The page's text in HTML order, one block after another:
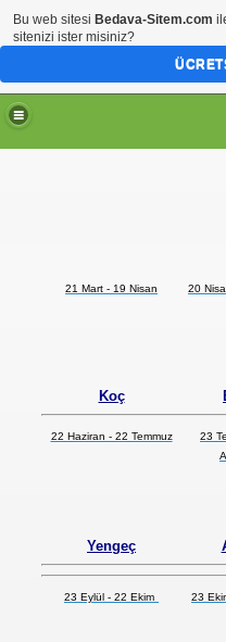
21 Mart - 19 Nisan 20
Koç
22 Haziran - 22 Temmuz
23
Yengeç
23 Eylül - 22 Ekim 23
Bu web sitesi Bedava-Sitem.com
sitenizi ister misiniz?